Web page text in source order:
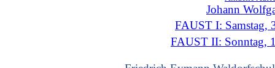
Johann
FAUST I: Samstag,
FAUST II: Sonntag,